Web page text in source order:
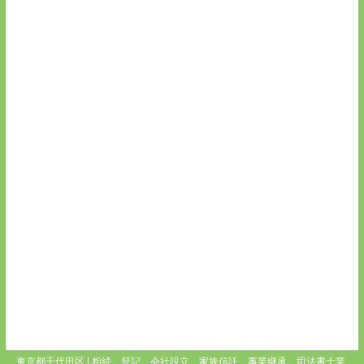
東京都千代田区 | 相続、登記、会社設立、家族信託、事業継承、司法書士業